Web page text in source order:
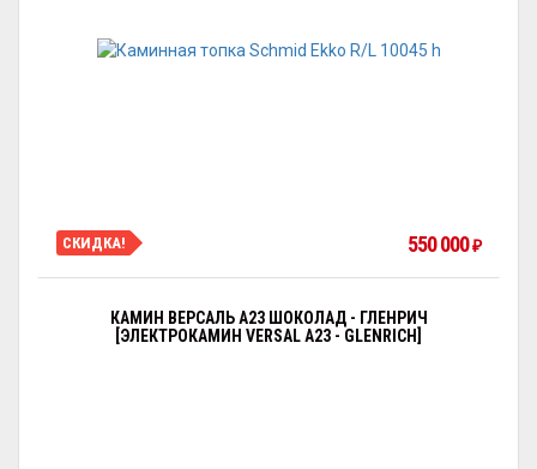
СКИДКА! 550 000₽
КАМИН ВЕРСАЛЬ A23 ШОКОЛАД - ГЛЕНРИЧ
[ЭЛЕКТРОКАМИН VERSAL А23 - GLENRICH]